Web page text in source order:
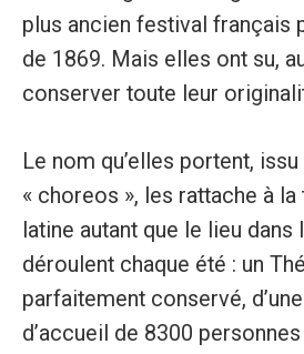
plus ancien festival français
de 1869. Mais elles ont su,
conserver toute leur
Le nom qu’elles portent,
« choreos », les rattache à
latine autant que le lieu
déroulent chaque été : un
parfaitement conservé,
d’accueil de 8300